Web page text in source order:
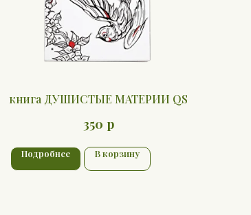
книга ДУШИСТЫЕ МАТЕРИИ QS
350 р
Подробнее В корзину